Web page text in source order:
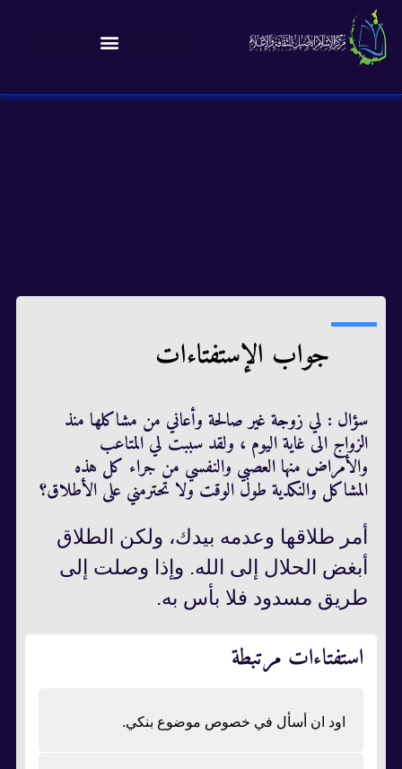
جواب الإستفتاءات
سؤال : لي زوجة غير صالحة وأعاني من مشاكلها منذ
الزواج الى غاية اليوم ، ولقد سببت لي المتاعب
والأمراض منها العصبي والنفسي من جراء كل هذه
المشاكل والنكدية طول الوقت ولا تحترمني على الأطلاق؟
أمر طلاقها وعدمه بيدك، ولكن الطلاق
أبغض الحلال إلى الله. وإذا وصلت إلى
طريق مسدود فلا بأس به.
استفتاءات مرتبطة
اود ان أسأل في خصوص موضوع بنكي.